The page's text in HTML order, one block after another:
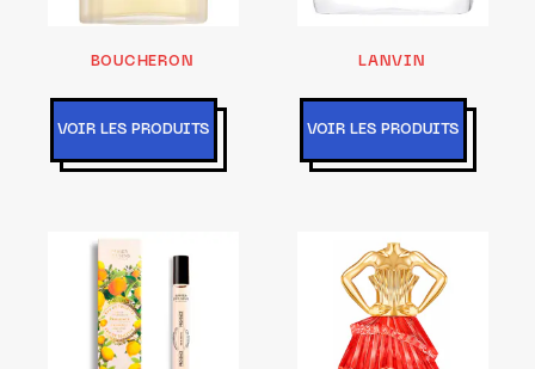
BOUCHERON
VOIR LES PRODUITS
LANVIN
VOIR LES PRODUITS